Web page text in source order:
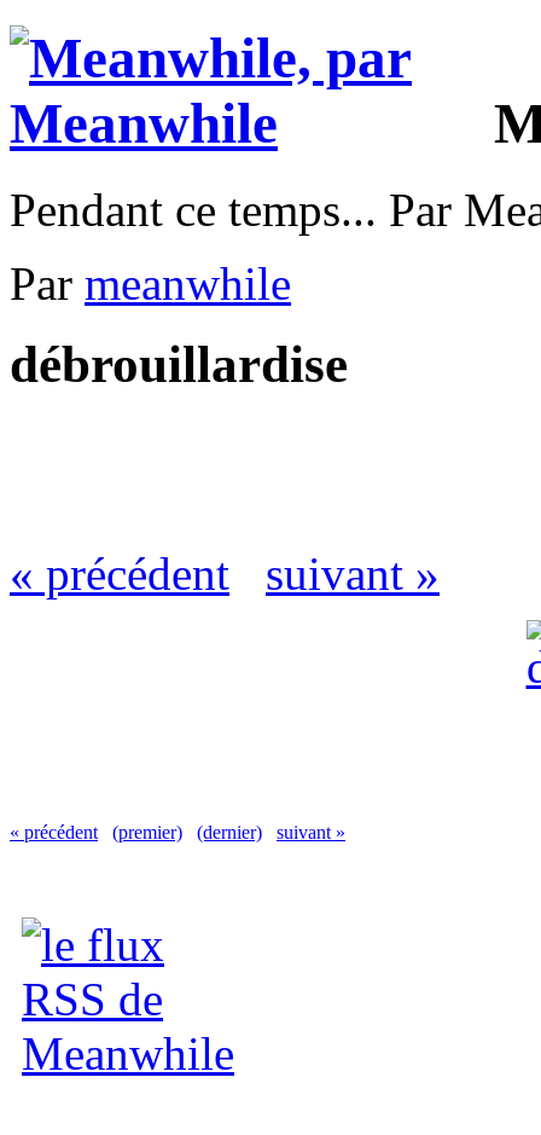
Pendant ce temps... Par
Par meanwhile
débrouillardise
« précédent suivant »
« précédent (premier) (dernier) suivant »